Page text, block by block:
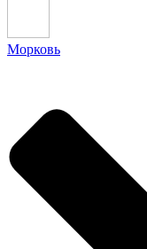
Морковь